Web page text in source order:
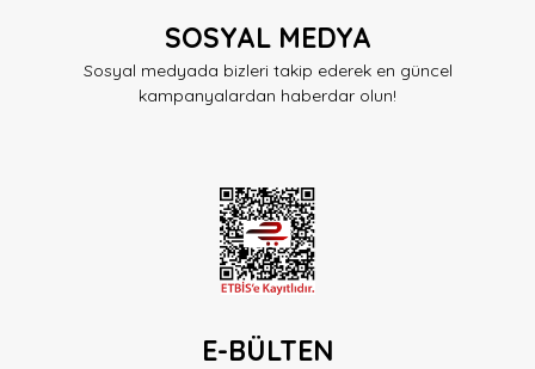
SOSYAL MEDYA
Sosyal medyada bizleri takip ederek en güncel
kampanyalardan haberdar olun!
E-BÜLTEN